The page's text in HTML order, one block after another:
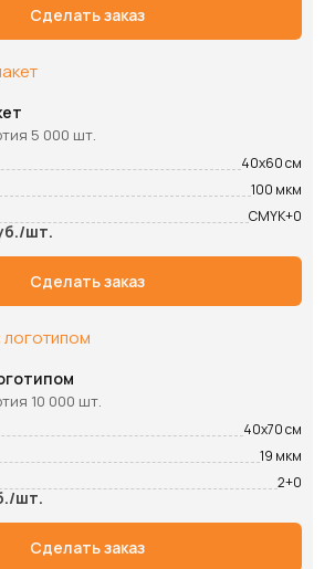
Сделать заказ
5 000 шт.
40х60 см
100 мкм
CMYK+0
шт.
Сделать заказ
10 000 шт.
40х70 см
19 мкм
2+0
шт.
Сделать заказ